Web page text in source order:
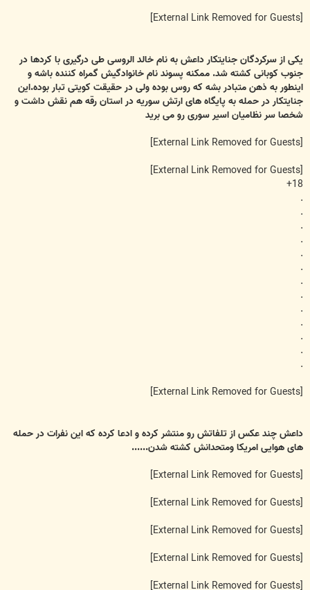
یکی از سرکردگان جنایتکار داعش به نام خالد الروسی طی درگیری با کردها در
جنوب کوبانی کشته شد. ممکنه پسوند نام خانوادگیش گمراه کننده باشه و
اینطور به ذهن متبادر بشه که روس بوده ولی در حقیقت کویتی تبار بوده.این
جنایتکار در حمله به پایگاه های ارتش سوریه در استان رقه هم نقش داشت و
شخصا سر نظامیان اسیر سوری رو می برید
18+
داعش چند عکس از تلفاتش رو منتشر کرده و ادعا کرده که این نفرات در حمله
های هوایی امریکا ومتحدانش کشته شدن......